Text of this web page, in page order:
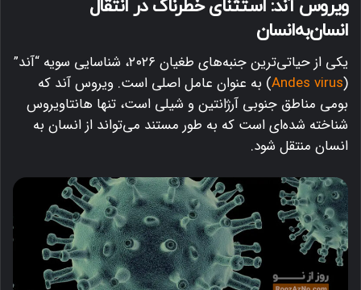
ویروس آند: استثنای خطرناک در انتقال
انسان‌به‌انسان
یکی از حیاتی‌ترین جنبه‌های طغیان ۲۰۲۶، شناسایی سویه “آند”
(
Andes virus) به عنوان عامل اصلی است. ویروس آند که
بومی مناطق جنوبی آرژانتین و شیلی است، تنها هانتاویروس
شناخته شده‌ای است که به طور مستند می‌تواند از انسان به
انسان منتقل شود.